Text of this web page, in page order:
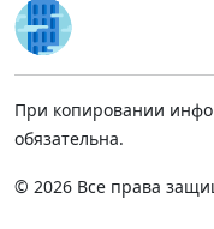
При копировании
обязательна.
© 2026 Все права